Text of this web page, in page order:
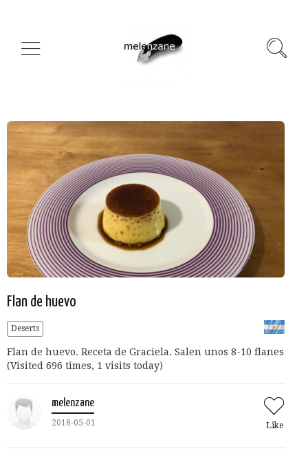
Flan de huevo
Deserts
Flan de huevo. Receta de Graciela. Salen unos 8-10 flanes
(Visited 696 times, 1 visits today)
melenzane
2018-05-01 Like